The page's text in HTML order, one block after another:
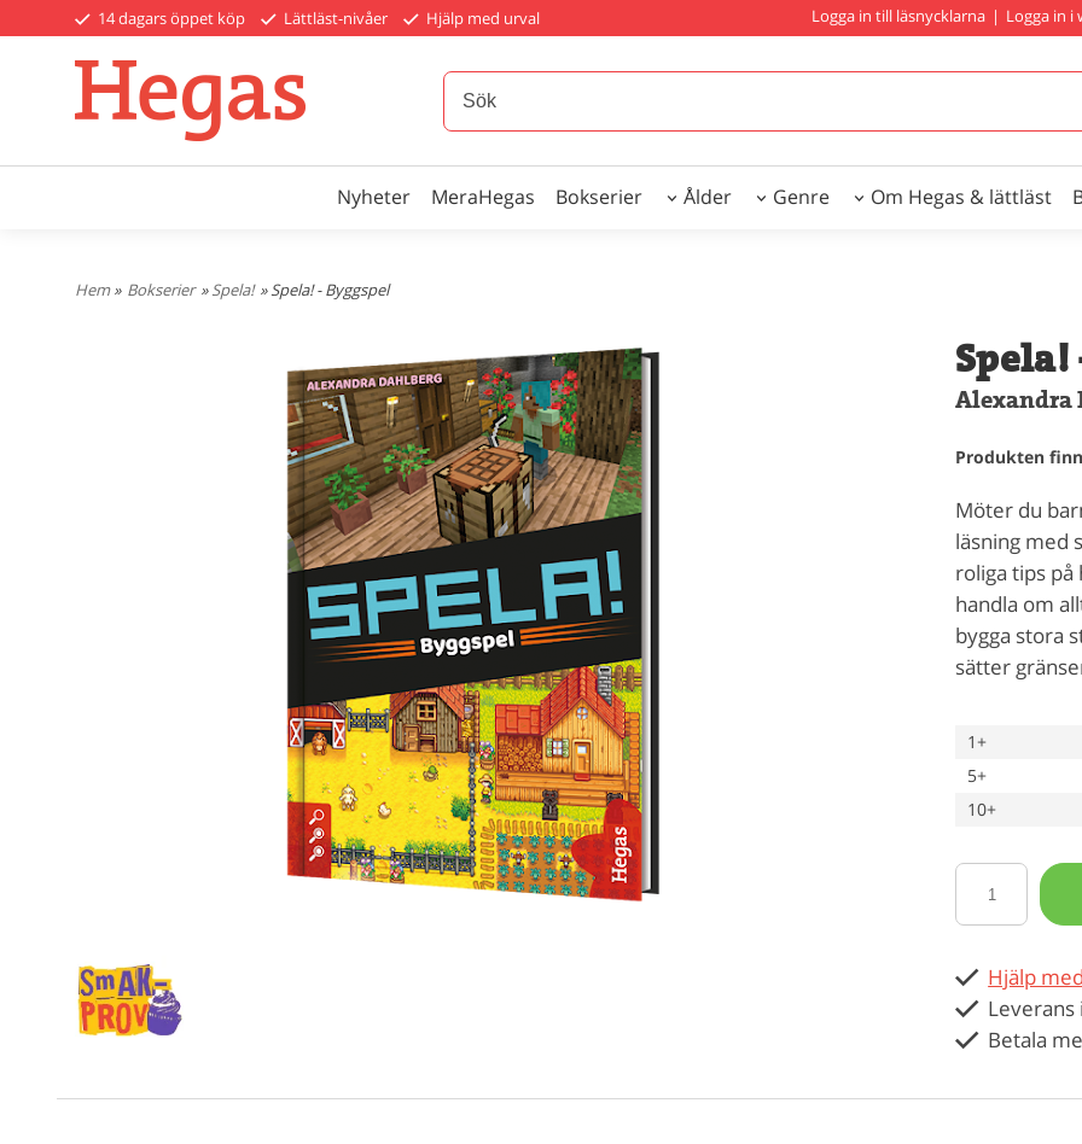
14 dagars öppet köp Lättläst-nivåer Hjälp med urval Logga in till läsnycklarna | Logga in i
Nyheter MeraHegas Bokserier Ålder Genre Om Hegas & lättläst
Hem» Bokserier »Spela! » Spela! - Byggspel
Spela!
Alexandra
Produkten
Möter du
läsning med
roliga tips
handla om
bygga stora
sätter
1+
5+
10+
Hjälp
Leverans
Betala